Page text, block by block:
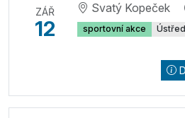
ZÁŘ
12
Svatý Kopeček
sportovní akce